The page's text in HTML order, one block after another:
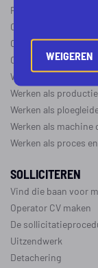
Procesoperator salaris
Operator opleidingen
Over de
Over de
Werken als monteur
Werken als
Werken als
Werken als machine
Werken als proces
SOLLICITEREN
Vind die baan voor
Operator CV maken
De
Uitzendwerk
Detachering
WEIGEREN